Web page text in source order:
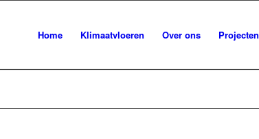
Home Klimaatvloeren Over ons Projecten